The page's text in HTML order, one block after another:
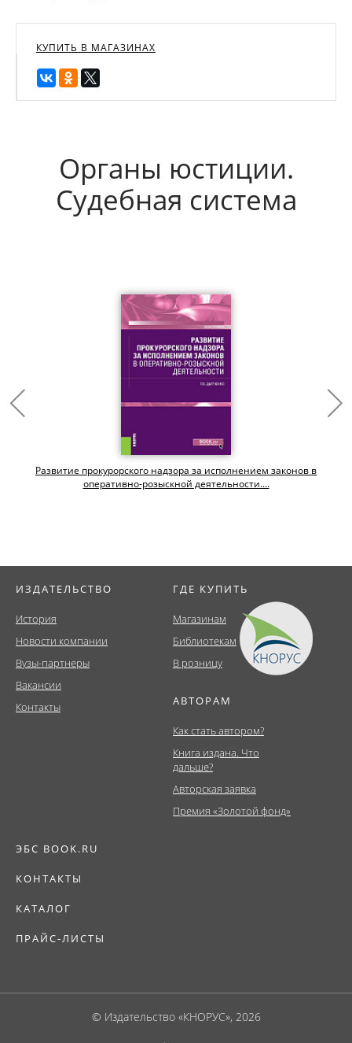
КУПИТЬ В МАГАЗИНАХ
Органы юстиции.
Судебная система
Развитие прокурорского надзора за исполнением законов в
оперативно-розыскной деятельности....
ИЗДАТЕЛЬСТВО
История
Новости компании
Вузы-партнеры
Вакансии
Контакты
ГДЕ КУПИТЬ
Магазинам
Библиотекам
В розницу
АВТОРАМ
Как стать автором?
Книга издана. Что
дальше?
Авторская заявка
Премия «Золотой фонд»
ЭБС BOOK.RU
КОНТАКТЫ
КАТАЛОГ
ПРАЙС-ЛИСТЫ
© Издательство «КНОРУС», 2026